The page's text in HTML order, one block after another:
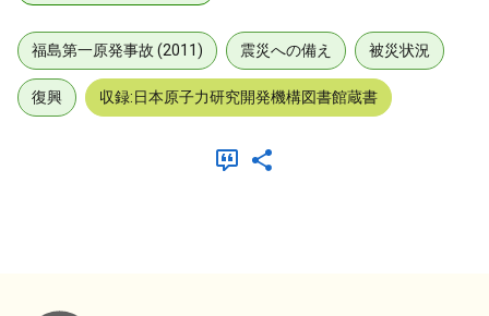
福島第一原発事故 (2011) 震災への備え 被災状況
復興 収録:日本原子力研究開発機構図書館蔵書